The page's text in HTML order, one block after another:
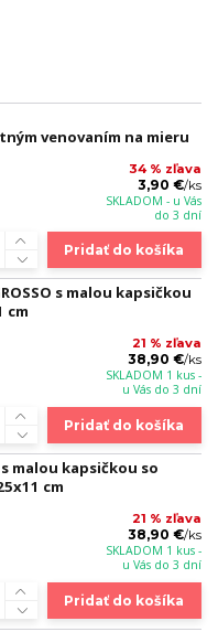
venovaním na mieru
34 % zľava
3,90 €/ks
SKLADOM - u Vás
do 3 dní
Pridať do košíka
s malou kapsičkou
cm
21 % zľava
38,90 €/ks
SKLADOM 1 kus -
u Vás do 3 dní
Pridať do košíka
malou kapsičkou so
cm
21 % zľava
38,90 €/ks
SKLADOM 1 kus -
u Vás do 3 dní
Pridať do košíka